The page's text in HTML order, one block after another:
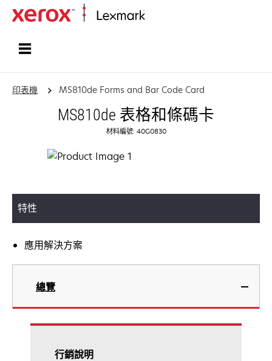
印表機 MS810de Forms and Bar Code Card
MS810de 表格和條碼卡
材料編號: 40G0830
特性
應用解決方案
總覽
行銷說明